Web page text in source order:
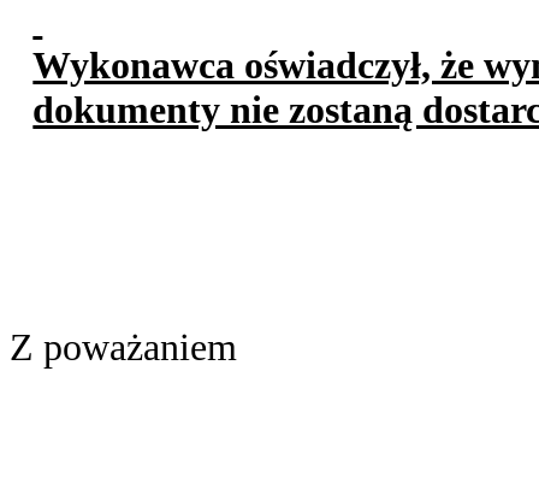
Wykonawca oświadczył, że
dokumenty nie zostaną
Z poważaniem